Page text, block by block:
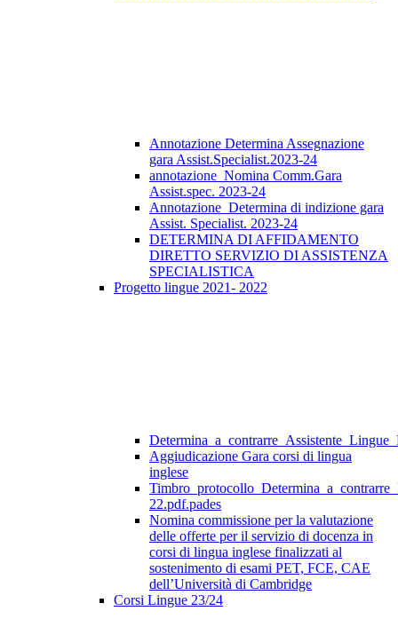
Annotazione Determina Assegnazione
gara Assist.Specialist.2023-24
annotazione_Nomina Comm.Gara
Assist.spec. 2023-24
Annotazione_Determina di indizione gara
Assist. Specialist. 2023-24
DETERMINA DI AFFIDAMENTO
DIRETTO SERVIZIO DI ASSISTENZA
SPECIALISTICA
Progetto lingue 2021- 2022
Aggiudicazione Gara corsi di lingua
inglese
22.pdf.pades
Nomina commissione per la valutazione
delle offerte per il servizio di docenza in
corsi di lingua inglese finalizzati al
sostenimento di esami PET, FCE, CAE
dell’Università di Cambridge
Corsi Lingue 23/24